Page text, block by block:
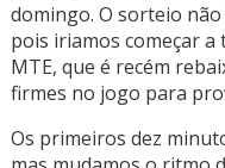
domingo. O sorteio
pois iriamos começar
MTE, que é recém
firmes no jogo para
Os primeiros dez